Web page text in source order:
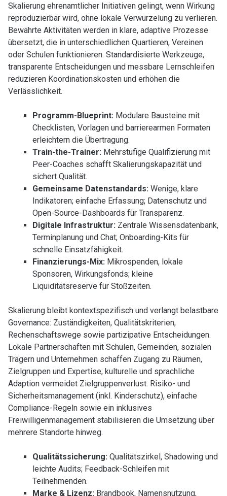
Skalierung ehrenamtlicher Initiativen gelingt, wenn Wirkung
reproduzierbar wird, ohne lokale Verwurzelung zu verlieren.
Bewährte Aktivitäten werden in klare, adaptive Prozesse
übersetzt, die in unterschiedlichen Quartieren, Vereinen
oder Schulen funktionieren. Standardisierte Werkzeuge,
transparente Entscheidungen und messbare Lernschleifen
reduzieren Koordinationskosten und erhöhen die
Verlässlichkeit.
Programm-Blueprint: Modulare Bausteine mit
Checklisten, Vorlagen und barrierearmen Formaten
erleichtern die Übertragung.
Train-the-Trainer: Mehrstufige Qualifizierung mit
Peer-Coaches schafft Skalierungskapazität und
sichert Qualität.
Gemeinsame Datenstandards: Wenige, klare
Indikatoren; einfache Erfassung; Datenschutz und
Open-Source-Dashboards für Transparenz.
Digitale Infrastruktur: Zentrale Wissensdatenbank,
Terminplanung und Chat; Onboarding-Kits für
schnelle Einsatzfähigkeit.
Finanzierungs-Mix: Mikrospenden, lokale
Sponsoren, Wirkungsfonds; kleine
Liquiditätsreserve für Stoßzeiten.
Skalierung bleibt kontextspezifisch und verlangt belastbare
Governance: Zuständigkeiten, Qualitätskriterien,
Rechenschaftswege sowie partizipative Entscheidungen.
Lokale Partnerschaften mit Schulen, Gemeinden, sozialen
Trägern und Unternehmen schaffen Zugang zu Räumen,
Zielgruppen und Expertise; kulturelle und sprachliche
Adaption vermeidet Zielgruppenverlust. Risiko- und
Sicherheitsmanagement (inkl. Kinderschutz), einfache
Compliance-Regeln sowie ein inklusives
Freiwilligenmanagement stabilisieren die Umsetzung über
mehrere Standorte hinweg.
Qualitätssicherung: Qualitätszirkel, Shadowing und
leichte Audits; Feedback-Schleifen mit
Teilnehmenden.
Marke & Lizenz: Brandbook, Namensnutzung,